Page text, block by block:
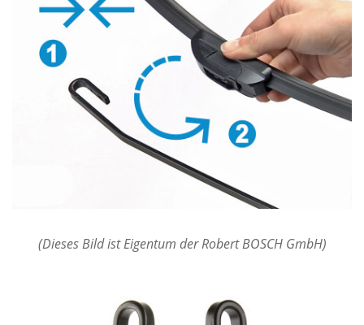
(Dieses Bild ist Eigentum der Robert BOSCH GmbH)